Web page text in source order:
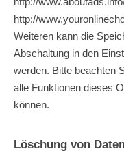
http://
Weiteren kann die
Abschaltung in den
werden. Bitte beachten
alle Funktionen dieses
können.
Löschung von